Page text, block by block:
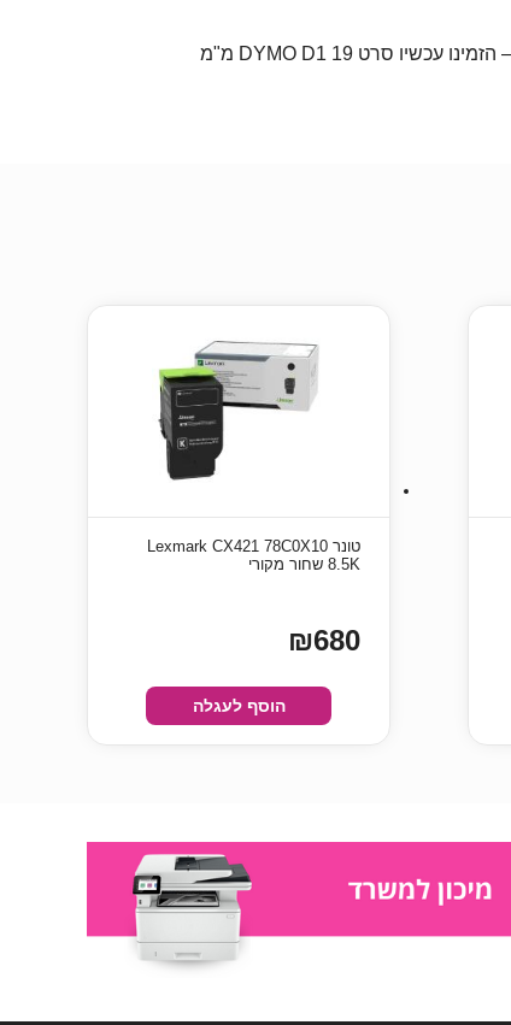
עברו לרוחב גדול ולצבע חכם – הזמינו עכשיו סרט DYMO D1 19 מ"מ
טונר Lexmark CX421 78C0X10
8.5K שחור מקורי
₪680
הוסף לעגלה